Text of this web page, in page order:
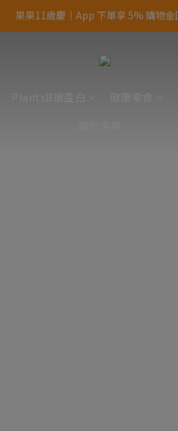
果果11歲慶｜App 下單享 5% 購物金
結帳輸入優惠代碼【gopower】享全單95
11歲慶好禮｜買 500g/1kg 指定乳清2包贈